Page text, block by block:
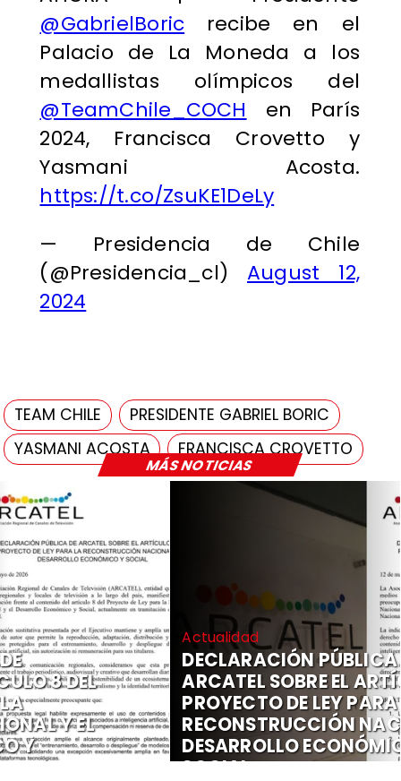
MÁS NOTICIAS
@GabrielBoric recibe en el
Palacio de La Moneda a los
medallistas olímpicos del
@TeamChile_COCH en París
2024, Francisca Crovetto y
Yasmani Acosta.
https://t.co/ZsuKE1DeLy
— Presidencia de Chile
(@Presidencia_cl)August 12,
2024
TEAM CHILE
PRESIDENTE GABRIEL BORIC
YASMANI ACOSTA
FRANCISCA CROVETTO
Actualidad
DECLARACIÓN PÚBLICA DE
ARCATEL SOBRE EL ARTÍCULO 8 DEL
PROYECTO DE LEY PARA LA
RECONSTRUCCIÓN NACIONAL Y EL
DESARROLLO ECONÓMICO Y
SOCIAL